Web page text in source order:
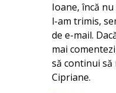
Ioane, încă
l-am trimis,
de e-mail.
mai
să continui să
Cipriane.